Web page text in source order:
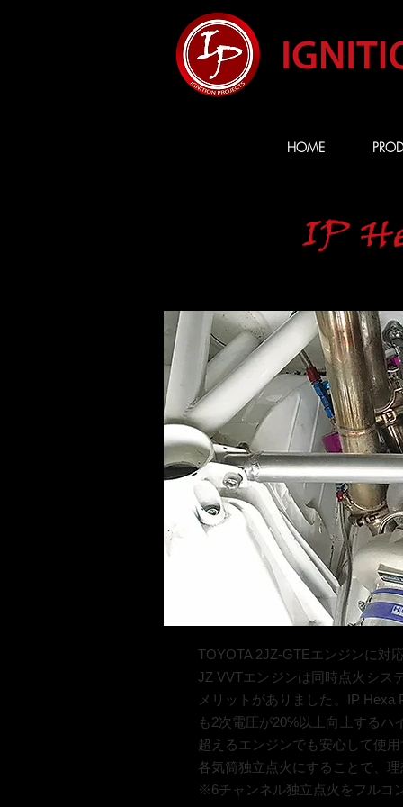
HOME
TOYOTA 2JZ-GTEエンジンに対
JZ VVTエンジンは同時点火シス
メリットがありました。IP
も2次電圧が20%以上向上する
超えるエンジンでも安心して使
各気筒独立点火にすることで、
※6チャンネル独立点火をフルコ